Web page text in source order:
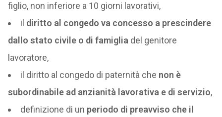
figlio, non inferiore a 10 giorni lavorativi,
il diritto al congedo va concesso a prescindere
dallo stato civile o di famiglia del genitore
lavoratore,
il diritto al congedo di paternità che non è
subordinabile ad anzianità lavorativa e di servizio,
definizione di un periodo di preavviso che il